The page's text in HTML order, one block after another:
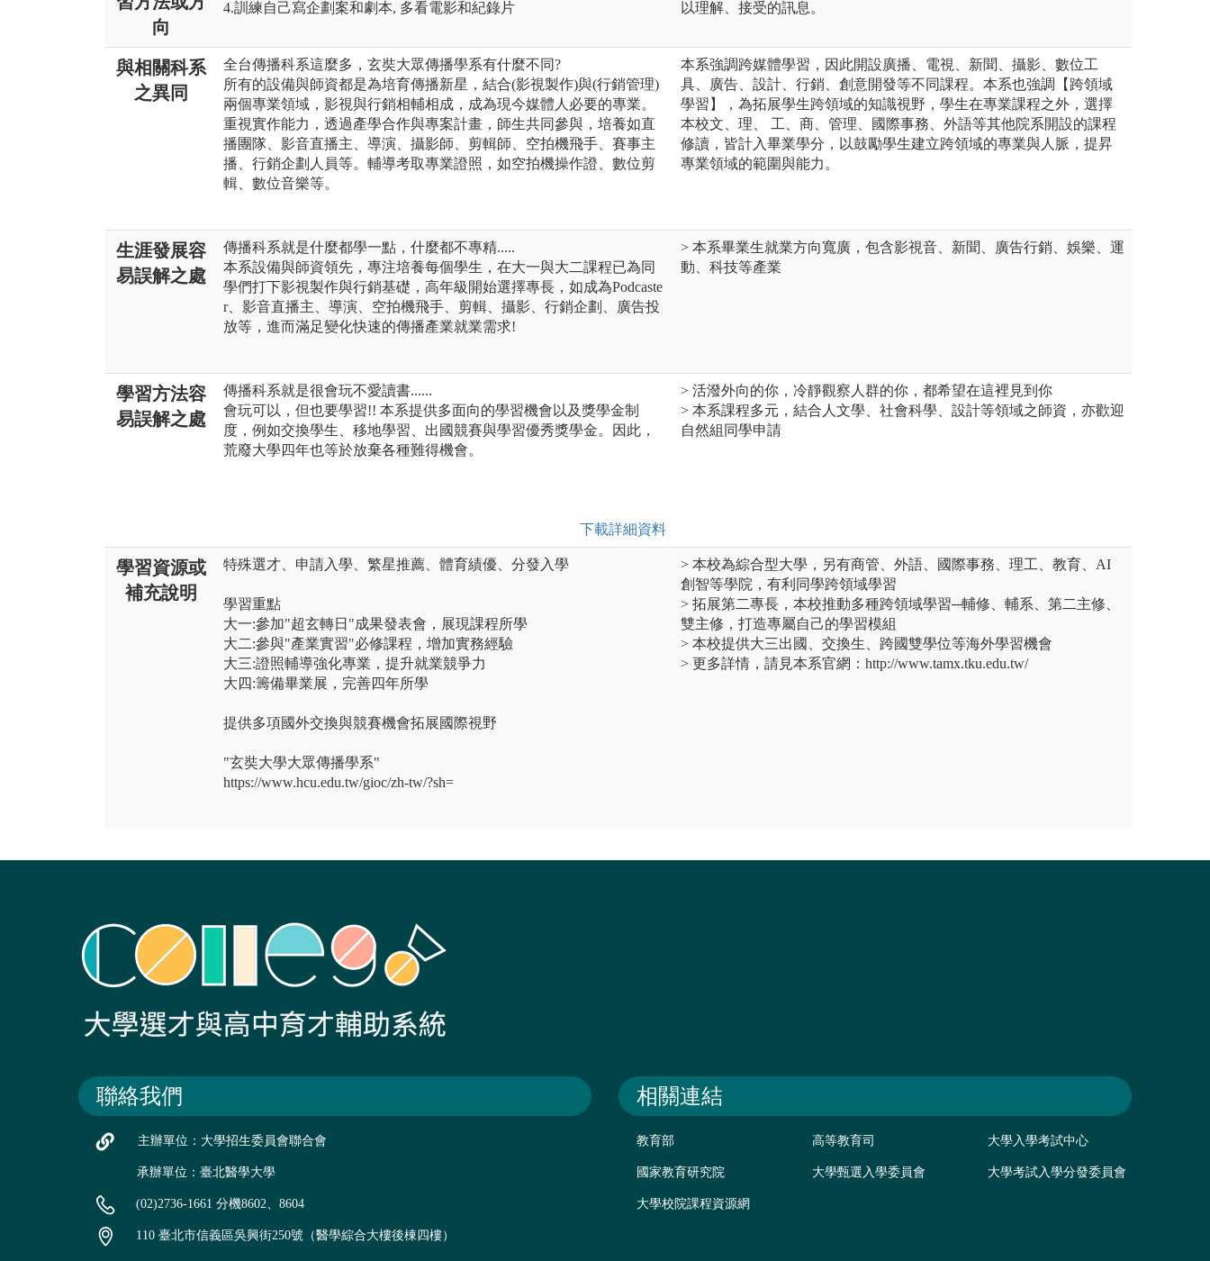
向
4.訓練自己寫企劃案和劇本, 多看電影和紀錄片
以理解、接受的訊息。
與相關科系
之異同
全台傳播科系這麼多，玄奘大眾傳播學系有什麼不同?
所有的設備與師資都是為培育傳播新星，結合(影視製作)與(行銷管理)
兩個專業領域，影視與行銷相輔相成，成為現今媒體人必要的專業。
重視實作能力，透過產學合作與專案計畫，師生共同參與，培養如直
播團隊、影音直播主、導演、攝影師、剪輯師、空拍機飛手、賽事主
播、行銷企劃人員等。輔導考取專業證照，如空拍機操作證、數位剪
輯、數位音樂等。
本系強調跨媒體學習，因此開設廣播、電視、新聞、攝影、數位工
具、廣告、設計、行銷、創意開發等不同課程。本系也強調【跨領域
學習】，為拓展學生跨領域的知識視野，學生在專業課程之外，選擇
本校文、理、 工、商、管理、國際事務、外語等其他院系開設的課程
修讀，皆計入畢業學分，以鼓勵學生建立跨領域的專業與人脈，提昇
專業領域的範圍與能力。
生涯發展容
易誤解之處
傳播科系就是什麼都學一點，什麼都不專精.....
本系設備與師資領先，專注培養每個學生，在大一與大二課程已為同
學們打下影視製作與行銷基礎，高年級開始選擇專長，如成為Podcaste
r、影音直播主、導演、空拍機飛手、剪輯、攝影、行銷企劃、廣告投
放等，進而滿足變化快速的傳播產業就業需求!
> 本系畢業生就業方向寬廣，包含影視音、新聞、廣告行銷、娛樂、運
動、科技等產業
學習方法容
易誤解之處
傳播科系就是很會玩不愛讀書......
會玩可以，但也要學習!! 本系提供多面向的學習機會以及獎學金制
度，例如交換學生、移地學習、出國競賽與學習優秀獎學金。因此，
荒廢大學四年也等於放棄各種難得機會。
下載詳細資料
> 活潑外向的你，冷靜觀察人群的你，都希望在這裡見到你
> 本系課程多元，結合人文學、社會科學、設計等領域之師資，亦歡迎
自然組同學申請
學習資源或
補充說明
特殊選才、申請入學、繁星推薦、體育績優、分發入學
學習重點
大一:參加"超玄轉日"成果發表會，展現課程所學
大二:參與"產業實習"必修課程，增加實務經驗
大三:證照輔導強化專業，提升就業競爭力
大四:籌備畢業展，完善四年所學
提供多項國外交換與競賽機會拓展國際視野
"玄奘大學大眾傳播學系"
https://www.hcu.edu.tw/gioc/zh-tw/?sh=
> 本校為綜合型大學，另有商管、外語、國際事務、理工、教育、AI
創智等學院，有利同學跨領域學習
> 拓展第二專長，本校推動多種跨領域學習─輔修、輔系、第二主修、
雙主修，打造專屬自己的學習模組
> 本校提供大三出國、交換生、跨國雙學位等海外學習機會
> 更多詳情，請見本系官網：http://www.tamx.tku.edu.tw/
聯絡我們
主辦單位：大學招生委員會聯合會
承辦單位：臺北醫學大學
(02)2736-1661 分機8602、8604
110 臺北市信義區吳興街250號（醫學綜合大樓後棟四樓）
相關連結
教育部 高等教育司 大學入學考試中心
國家教育研究院 大學甄選入學委員會 大學考試入學分發委員會
大學校院課程資源網